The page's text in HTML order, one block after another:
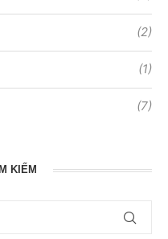
(2)
(1)
(7)
KIẾM